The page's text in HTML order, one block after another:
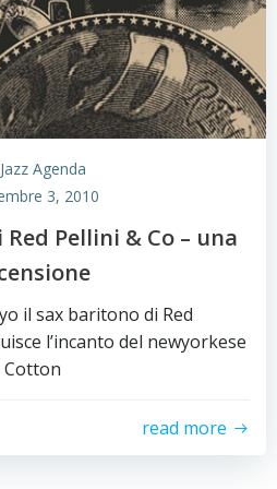
Jazz Agenda
3, 2010
Pellini & Co – una
il sax baritono di Red
l’incanto del newyorkese
Cotton
read more